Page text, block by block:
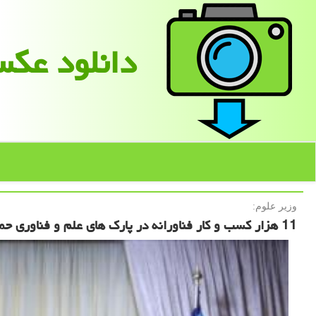
دانلود
وزیر علوم:
11 هزار کسب و کار فناورانه در پارک های علم و فناوری حمایت می شود